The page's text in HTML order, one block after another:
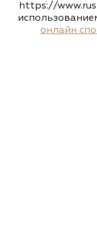
Подписаться
https://
онлайн